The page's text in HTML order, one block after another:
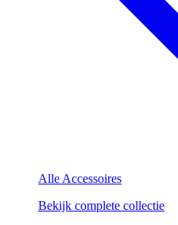
Alle Accessoires
Bekijk complete collectie